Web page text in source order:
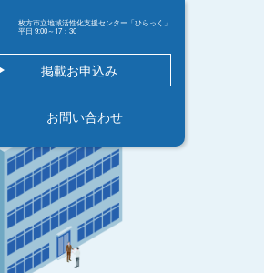
枚方市立地域活性化支援センター「ひらっく」
平日 9:00～17：30
掲載お申込み
お問い合わせ